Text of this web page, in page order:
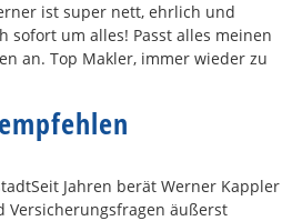
ist super nett, ehrlich und
sofort um alles! Passt alles meinen
an. Top Makler, immer wieder zu
Jahren berät Werner Kappler
Versicherungsfragen äußerst